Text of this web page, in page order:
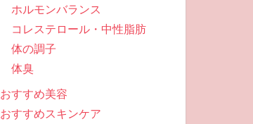
ホルモンバランス
コレステロール・中性脂肪
体の調子
体臭
おすすめ美容
おすすめスキンケア